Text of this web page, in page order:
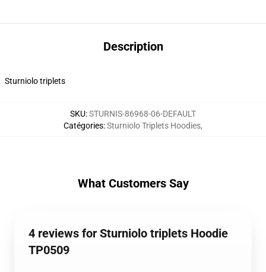
Description
Sturniolo triplets
SKU:STURNIS-86968-06-DEFAULT
Catégories:Sturniolo Triplets Hoodies,
What Customers Say
4 reviews for Sturniolo triplets Hoodie
TP0509